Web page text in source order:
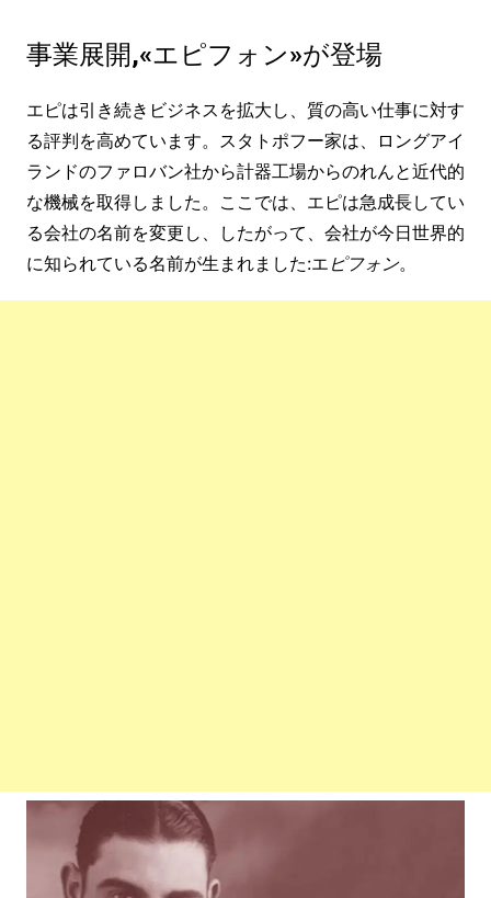
事業展開,«エピフォン»が登場
エピは引き続きビジネスを拡大し、質の高い仕事に対す
る評判を高めています。スタトポフー家は、ロングアイ
ランドのファロバン社から計器工場からのれんと近代的
な機械を取得しました。ここでは、エピは急成長してい
る会社の名前を変更し、したがって、会社が今日世界的
に知られている名前が生まれました:エ ピフォン。